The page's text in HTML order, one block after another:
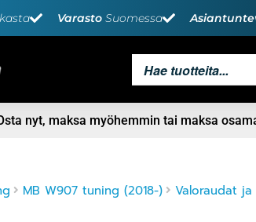
Varasto Suomessa
nyt, maksa myöhemmin tai maksa
MB W907 tuning (2018-) Valoraudat